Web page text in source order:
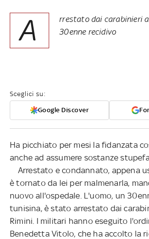
A
rrestato dai carabinieri
30enne recidivo
Sceglici su:
Google Discover
Ha picchiato per mesi la fidanzata
anche ad assumere sostanze
Arrestato e condannato, appena
è tornato da lei per malmenarla,
nuovo all'ospedale. L'uomo, un
tunisina, è stato arrestato dai
Rimini. I militari hanno eseguito
Benedetta Vitolo, che ha accolto la